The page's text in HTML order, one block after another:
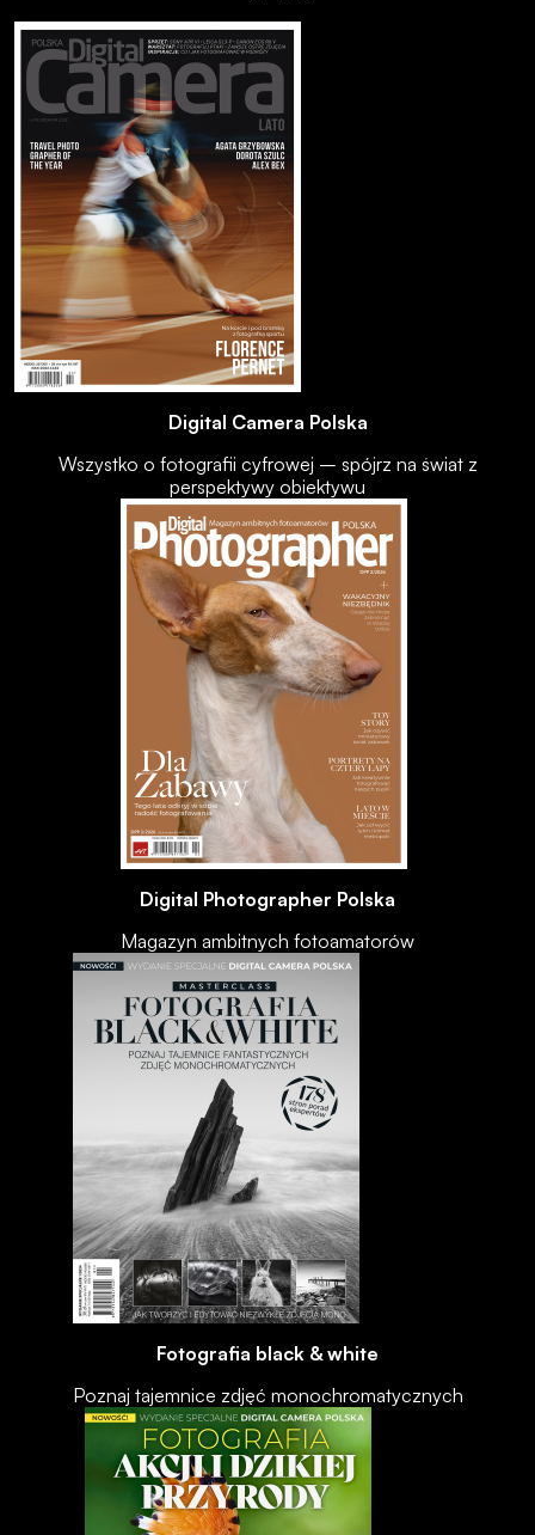
Digital Camera Polska
Wszystko o fotografii cyfrowej – spójrz na świat z
perspektywy obiektywu
Digital Photographer Polska
Magazyn ambitnych fotoamatorów
Fotografia black & white
Poznaj tajemnice zdjęć monochromatycznych